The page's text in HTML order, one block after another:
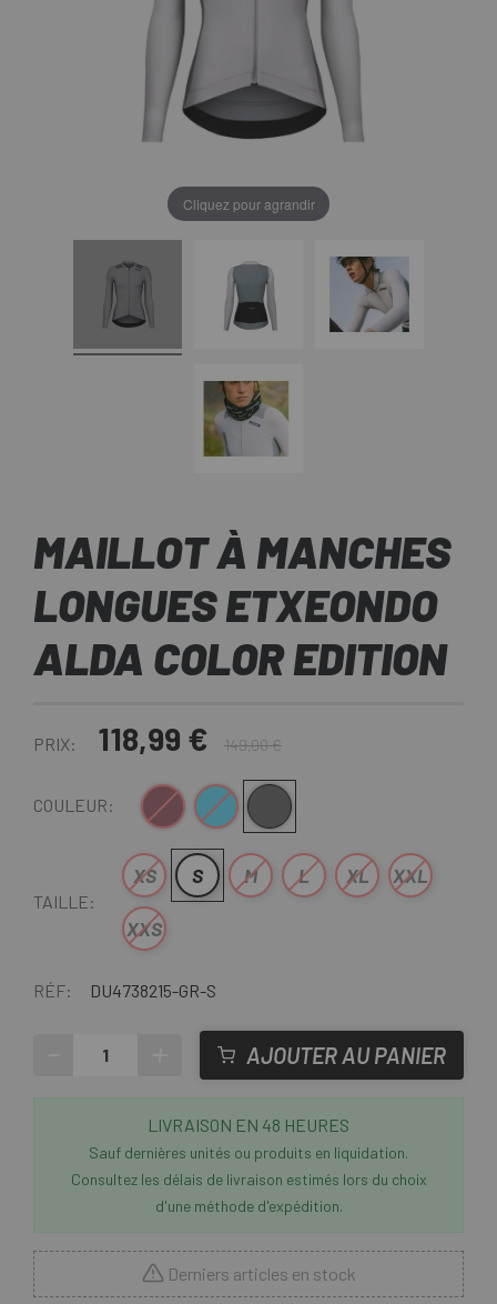
Cliquez pour agrandir
MAILLOT À MANCHES
LONGUES ETXEONDO
ALDA COLOR EDITION
PRIX: 118,99 € 149,00 €
COULEUR: BORDEAUXBleu
TAILLE:
XS S M L XL XXL
XXS
RÉF: DU4738215-GR-S
AJOUTER AU PANIER
LIVRAISON EN 48 HEURES
Sauf dernières unités ou produits en liquidation.
Consultez les délais de livraison estimés lors du choix
d'une méthode d'expédition.
Derniers articles en stock